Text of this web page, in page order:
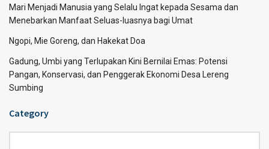
Mari Menjadi Manusia yang Selalu Ingat kepada Sesama dan
Menebarkan Manfaat Seluas-luasnya bagi Umat
Ngopi, Mie Goreng, dan Hakekat Doa
Gadung, Umbi yang Terlupakan Kini Bernilai Emas: Potensi
Pangan, Konservasi, dan Penggerak Ekonomi Desa Lereng
Sumbing
Category